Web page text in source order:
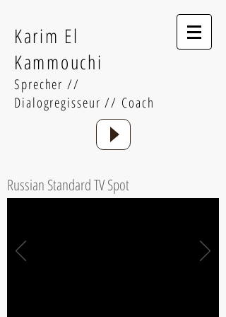
Karim El
Kammouchi
Sprecher //
Dialogregisseur // Coach
Russian Standard TV Spot